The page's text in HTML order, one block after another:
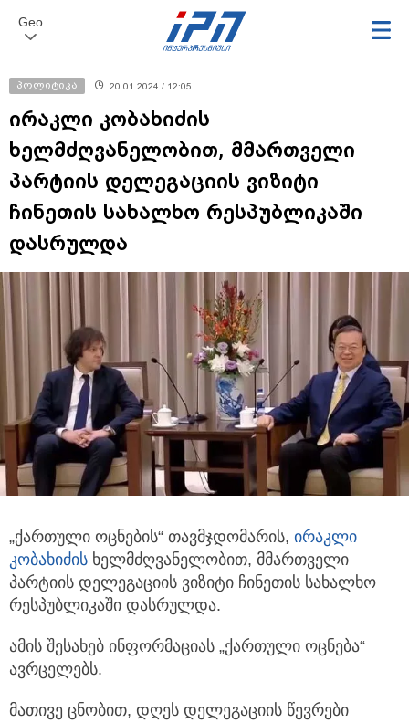
Geo
პოლიტიკა 20.01.2024 / 12:05
ირაკლი კობახიძის
ხელმძღვანელობით, მმართველი
პარტიის დელეგაციის ვიზიტი
ჩინეთის სახალხო რესპუბლიკაში
დასრულდა
„ქართული ოცნების“ თავმჯდომარის, ირაკლი
კობახიძის ხელმძღვანელობით, მმართველი
პარტიის დელეგაციის ვიზიტი ჩინეთის სახალხო
რესპუბლიკაში დასრულდა.
ამის შესახებ ინფორმაციას „ქართული ოცნება“
ავრცელებს.
მათივე ცნობით, დღეს დელეგაციის წევრები